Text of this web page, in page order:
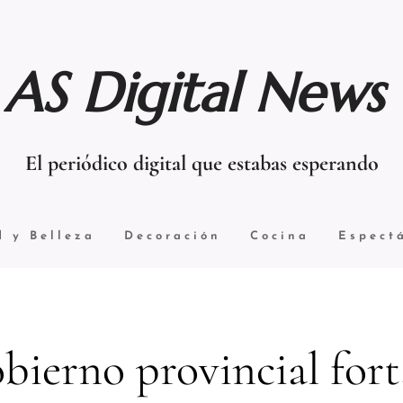
AS Digital News
El periódico digital que estabas esperando
y Belleza Decoración Cocina
provincial